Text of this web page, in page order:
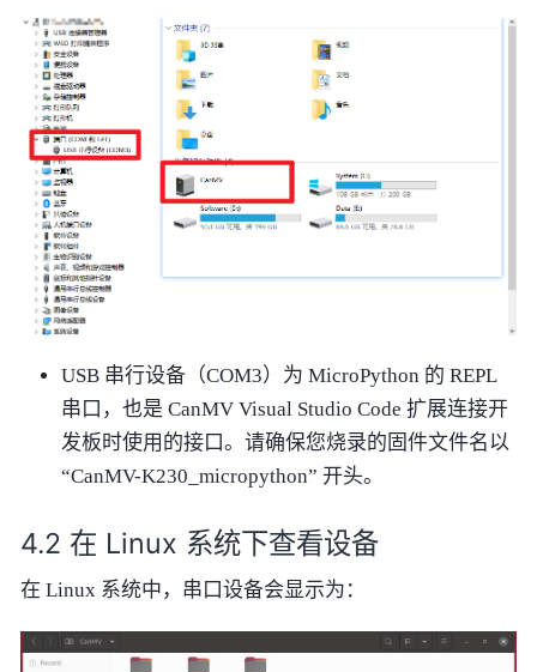
USB 串行设备（COM3）为 MicroPython 的 REPL
串口，也是 CanMV Visual Studio Code 扩展连接开
发板时使用的接口。请确保您烧录的固件文件名以
“CanMV-K230_micropython” 开头。
在 Linux 系统下查看设备
在 Linux 系统中，串口设备会显示为：